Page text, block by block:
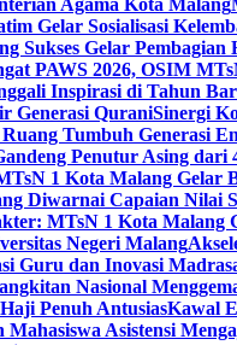
Agama Kota Malang
Gelar Sosialisasi
Sukses Gelar Pembagian
PAWS 2026, OSIM
Inspirasi di Tahun
Generasi QuraniSinergi
Tumbuh Generasi
Penutur Asing dari
1 Kota Malang Gelar
Diwarnai Capaian Nilai
MTsN 1 Kota Malang
Negeri Malang
Guru dan Inovasi
Nasional
Penuh AntusiasKawal
Mahasiswa Asistensi